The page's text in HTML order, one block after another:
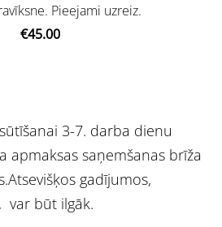
3-7. darba dienu
apmaksas saņemšanas brīža
gadījumos,
var būt ilgāk.
Pieejami uzreiz.
€45.00